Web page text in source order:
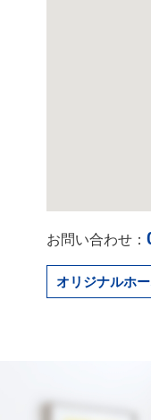
お問い合わせ：
オリジナルホ